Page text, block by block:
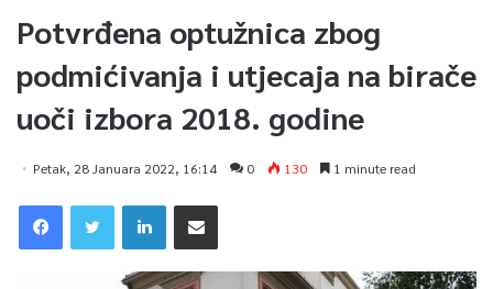
Potvrđena optužnica zbog
podmićivanja i utjecaja na birače
uoči izbora 2018. godine
Petak, 28 Januara 2022, 16:14 0 130 1 minute read